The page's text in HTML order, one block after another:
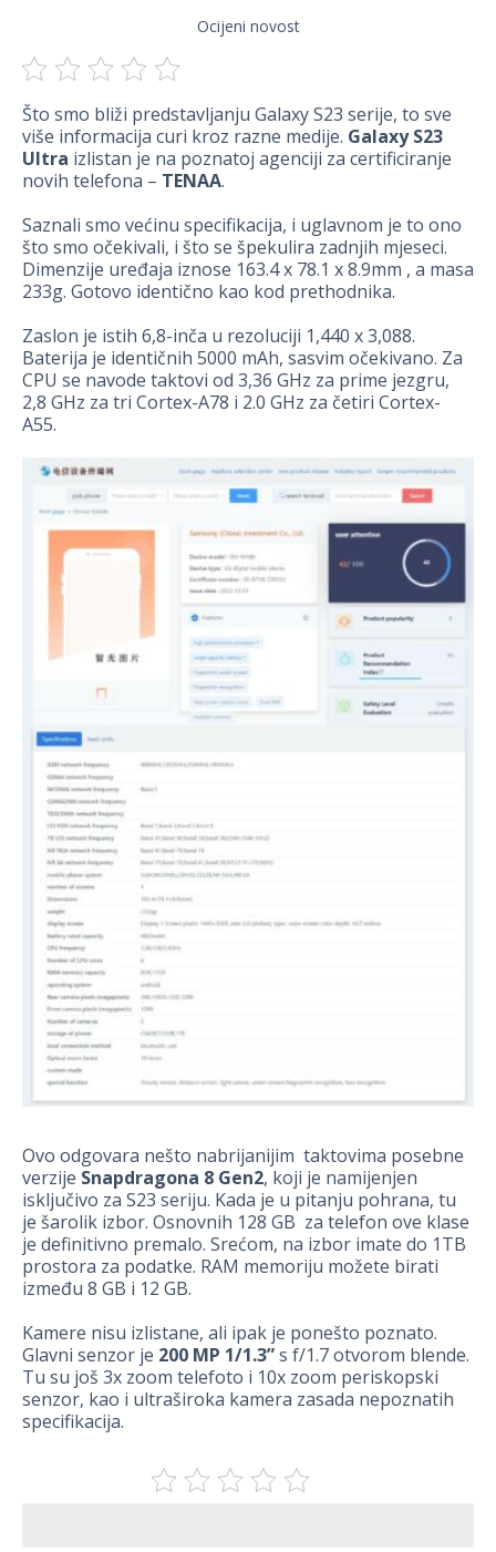
Ocijeni novost
Što smo bliži predstavljanju Galaxy S23 serije, to sve
više informacija curi kroz razne medije. Galaxy S23
Ultra izlistan je na poznatoj agenciji za certificiranje
novih telefona – TENAA.
Saznali smo većinu specifikacija, i uglavnom je to ono
što smo očekivali, i što se špekulira zadnjih mjeseci.
Dimenzije uređaja iznose 163.4 x 78.1 x 8.9mm , a masa
233g. Gotovo identično kao kod prethodnika.
Zaslon je istih 6,8-inča u rezoluciji 1,440 x 3,088.
Baterija je identičnih 5000 mAh, sasvim očekivano. Za
CPU se navode taktovi od 3,36 GHz za prime jezgru,
2,8 GHz za tri Cortex-A78 i 2.0 GHz za četiri Cortex-
A55.
Ovo odgovara nešto nabrijanijim taktovima posebne
verzije Snapdragona 8 Gen2, koji je namijenjen
isključivo za S23 seriju. Kada je u pitanju pohrana, tu
je šarolik izbor. Osnovnih 128 GB za telefon ove klase
je definitivno premalo. Srećom, na izbor imate do 1TB
prostora za podatke. RAM memoriju možete birati
između 8 GB i 12 GB.
Kamere nisu izlistane, ali ipak je ponešto poznato.
Glavni senzor je 200 MP 1/1.3”s f/1.7 otvorom blende.
Tu su još 3x zoom telefoto i 10x zoom periskopski
senzor, kao i ultraširoka kamera zasada nepoznatih
specifikacija.